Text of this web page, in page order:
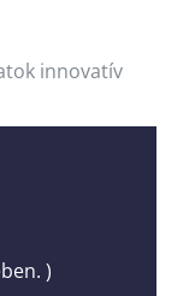
innovatív
)